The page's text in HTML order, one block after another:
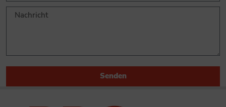
Senden